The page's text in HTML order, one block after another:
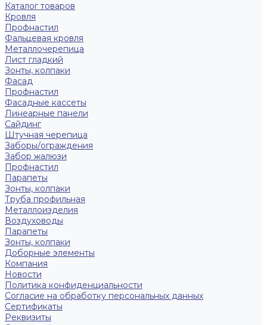
Каталог товаров
Кровля
Профнастил
Фальцевая кровля
Металлочерепица
Лист гладкий
Зонты, колпаки
Фасад
Профнастил
Фасадные кассеты
Линеарные панели
Сайдинг
Штучная черепица
Заборы/ограждения
Забор жалюзи
Профнастил
Парапеты
Зонты, колпаки
Труба профильная
Металлоизделия
Воздуховоды
Парапеты
Зонты, колпаки
Доборные элементы
Компания
Новости
Политика конфиденциальности
Согласие на обработку персональных данных
Сертификаты
Реквизиты